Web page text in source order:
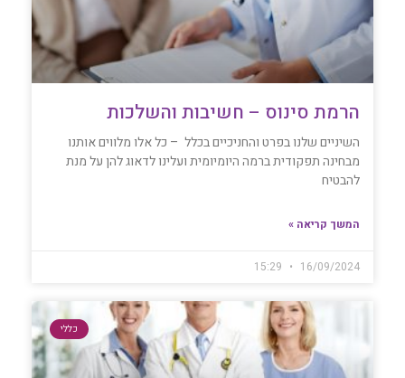
הרמת סינוס – חשיבות והשלכות
השיניים שלנו בפרט והחניכיים בכלל – כל אלו מלווים אותנו
מבחינה תפקודית ברמה היומיומית ועלינו לדאוג להן על מנת
להבטיח
המשך קריאה »
16/09/2024
כללי